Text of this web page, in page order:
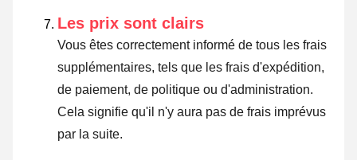
Les prix sont clairs
Vous êtes correctement informé de tous les frais
supplémentaires, tels que les frais d'expédition,
de paiement, de politique ou d'administration.
Cela signifie qu'il n'y aura pas de frais imprévus
par la suite.